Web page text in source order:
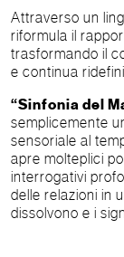
Attraverso un
riformula il
trasformando il
e continua
“Sinfonia del
semplicemente
sensoriale al
apre molteplici
interrogativi
delle relazioni in
dissolvono e i